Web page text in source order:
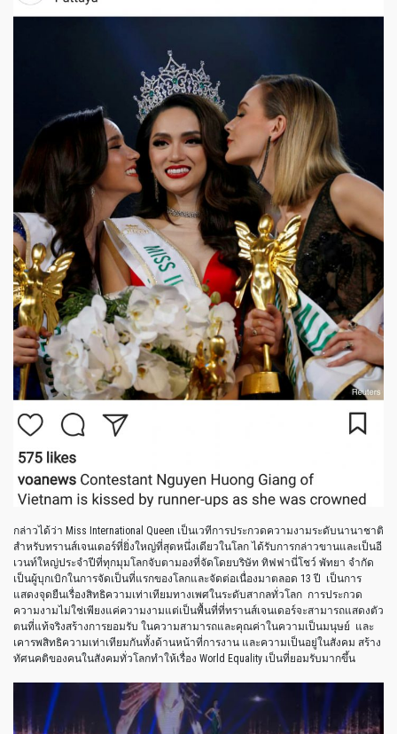
กล่าวได้ว่า Miss International Queen เป็นเวทีการประกวดความงามระดับนานาชาติ
สำหรับทรานส์เจนเดอร์ที่ยิ่งใหญ่ที่สุดหนึ่งเดียวในโลก ได้รับการกล่าวขานและเป็นอี
เวนท์ใหญ่ประจำปีที่ทุกมุมโลกจับตามองที่จัดโดยบริษัท ทิฟฟานี่โชว์ พัทยา จำกัด
เป็นผู้บุกเบิกในการจัดเป็นที่แรกของโลกและจัดต่อเนื่องมาตลอด 13 ปี เป็นการ
แสดงจุดยืนเรื่องสิทธิความเท่าเทียมทางเพศในระดับสากลทั่วโลก การประกวด
ความงามไม่ใช่เพียงแค่ความงามแต่เป็นพื้นที่ที่ทรานส์เจนเดอร์จะสามารถแสดงตัว
ตนที่แท้จริงสร้างการยอมรับ ในความสามารถและคุณค่าในความเป็นมนุษย์ และ
เคารพสิทธิความเท่าเทียมกันทั้งด้านหน้าที่การงาน และความเป็นอยู่ในสังคม สร้าง
ทัศนคติของคนในสังคมทั่วโลกทำให้เรื่อง World Equality เป็นที่ยอมรับมากขึ้น